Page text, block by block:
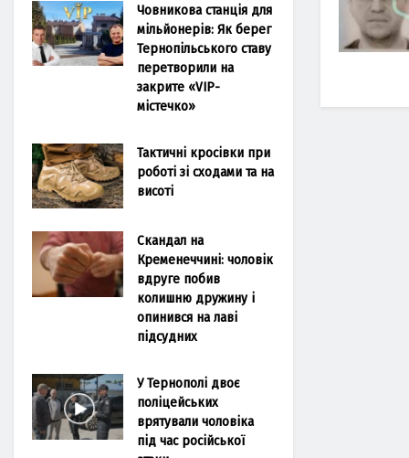
Човникова станція для
мільйонерів: Як берег
Тернопільського ставу
перетворили на
закрите «VIP-
містечко»
Тактичні кросівки при
роботі зі сходами та на
висоті
Скандал на
Кременеччині: чоловік
вдруге побив
колишню дружину і
опинився на лаві
підсудних
У Тернополі двоє
поліцейських
врятували чоловіка
під час російської